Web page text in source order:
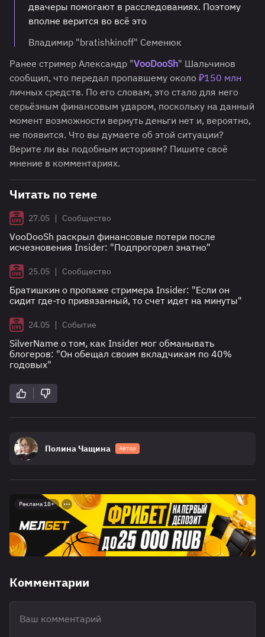
двачеры помогают в расследованиях. Поэтому
вполне верится во всё это
Владимир "bratishkinoff" Семенюк
Ранее стример Александр "VooDooSh" Шальчинов
сообщил, что передал пропавшему около ₽150 млн
личных средств. По его словам, это стало для него
серьёзным финансовым ударом, поскольку на данный
момент возможности вернуть деньги нет и, вероятно,
не появится. Что вы думаете об этой ситуации?
Верите ли вы подобным историям? Пишите своё
мнение в комментариях.
Читать по теме
27.05 | Сообщество
VooDooSh раскрыл финансовые потери после
исчезновения Insider: "Подпрогорел знатно"
25.05 | Сообщество
Братишкин о пропаже стримера Insider: "Если он
сидит где-то привязанный, то счет идет на минуты"
24.05 | Событие
SilverName о том, как Insider мог обманывать
блогеров: "Он обещал своим вкладчикам по 40%
годовых"
Полина Чащина Автор
Реклама 18+
Комментарии